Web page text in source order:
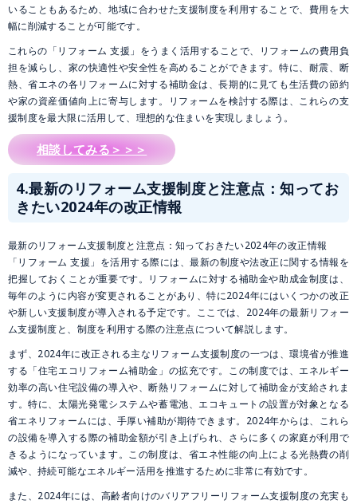
いることもあるため、地域に合わせた支援制度を利用することで、費用を大
幅に削減することが可能です。
これらの「リフォーム 支援」をうまく活用することで、リフォームの費用負
担を減らし、家の快適性や安全性を高めることができます。特に、耐震、断
熱、省エネの各リフォームに対する補助金は、長期的に見ても生活費の節約
や家の資産価値向上に寄与します。リフォームを検討する際は、これらの支
援制度を最大限に活用して、理想的な住まいを実現しましょう。
相談してみる＞＞＞
4.最新のリフォーム支援制度と注意点：知ってお
きたい2024年の改正情報
最新のリフォーム支援制度と注意点：知っておきたい2024年の改正情報
「リフォーム 支援」を活用する際には、最新の制度や法改正に関する情報を
把握しておくことが重要です。リフォームに対する補助金や助成金制度は、
毎年のように内容が変更されることがあり、特に2024年にはいくつかの改正
や新しい支援制度が導入される予定です。ここでは、2024年の最新リフォー
ム支援制度と、制度を利用する際の注意点について解説します。
まず、2024年に改正される主なリフォーム支援制度の一つは、環境省が推進
する「住宅エコリフォーム補助金」の拡充です。この制度では、エネルギー
効率の高い住宅設備の導入や、断熱リフォームに対して補助金が支給されま
す。特に、太陽光発電システムや蓄電池、エコキュートの設置が対象となる
省エネリフォームには、手厚い補助が期待できます。2024年からは、これら
の設備を導入する際の補助金額が引き上げられ、さらに多くの家庭が利用で
きるようになっています。この制度は、省エネ性能の向上による光熱費の削
減や、持続可能なエネルギー活用を推進するために非常に有効です。
また、2024年には、高齢者向けのバリアフリーリフォーム支援制度の充実も